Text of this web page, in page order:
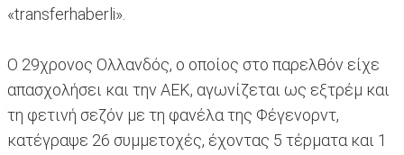
«transferhaberli».
Ο 29χρονος Ολλανδός, ο οποίος στο παρελθόν είχε
απασχολήσει και την ΑΕΚ, αγωνίζεται ως εξτρέμ και
τη φετινή σεζόν με τη φανέλα της Φέγενορντ,
κατέγραψε 26 συμμετοχές, έχοντας 5 τέρματα και 1